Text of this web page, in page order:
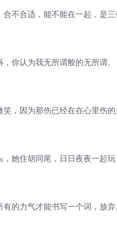
不合适，能不能在一起，是三
你认为我无所谓般的无所谓。
，因为那伤已经在在心里伤的
她住胡同尾，日日夜夜一起玩
的力气才能书写一个词，放弃